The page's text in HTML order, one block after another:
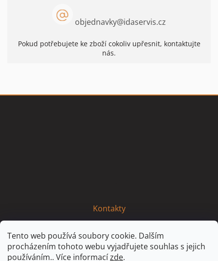
Tento web používá soubory cookie. Dalším
procházením tohoto webu vyjadřujete souhlas s jejich
používáním.. Více informacízde.
objednavky@idaservis.cz
Pokud potřebujete ke zboží cokoliv upřesnit, kontaktujte
nás.
Z
Kontakty